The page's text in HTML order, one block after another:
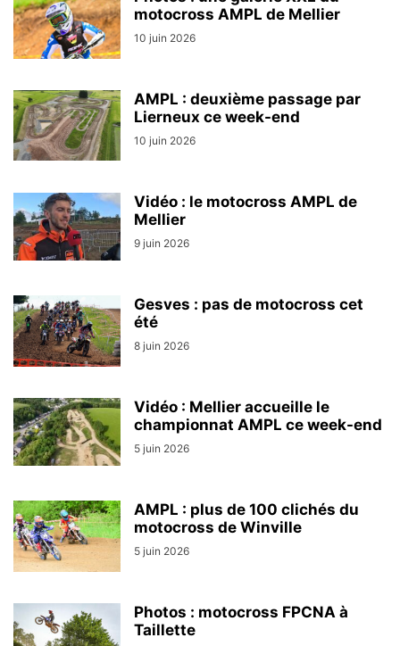
motocross AMPL de Mellier
10 juin 2026
AMPL : deuxième passage par
Lierneux ce week-end
10 juin 2026
Vidéo : le motocross AMPL de
Mellier
9 juin 2026
Gesves : pas de motocross cet
été
8 juin 2026
Vidéo : Mellier accueille le
championnat AMPL ce week-end
5 juin 2026
AMPL : plus de 100 clichés du
motocross de Winville
5 juin 2026
Photos : motocross FPCNA à
Taillette